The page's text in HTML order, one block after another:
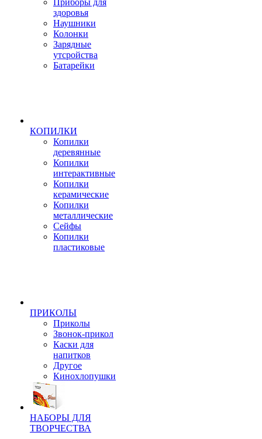
Приборы для
здоровья
Наушники
Колонки
Зарядные
утсройства
Батарейки
КОПИЛКИ
Копилки
деревянные
Копилки
интерактивные
Копилки
керамические
Копилки
металлические
Сейфы
Копилки
пластиковые
ПРИКОЛЫ
Приколы
Звонок-прикол
Каски для
напитков
Другое
Кинохлопушки
НАБОРЫ ДЛЯ
ТВОРЧЕСТВА